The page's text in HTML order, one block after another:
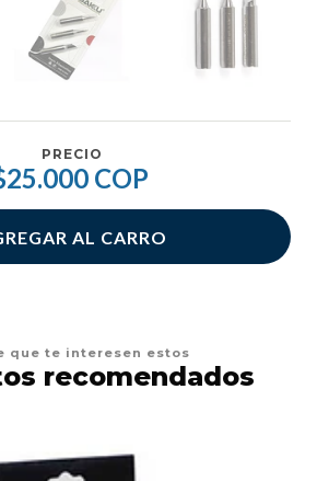
PRECIO
COP
AL CARRO
que te interesen estos
recomendados